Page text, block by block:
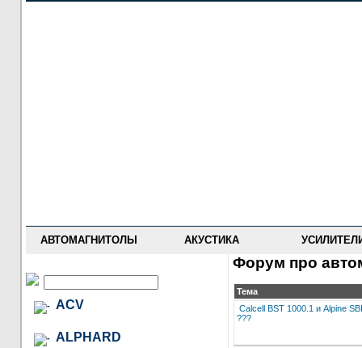
АВТОМАГНИТОЛЫ АКУСТИКА
ACV
ALPHARD
Форум про
Тема
Calcell BST 1000.1 и Alpine
???